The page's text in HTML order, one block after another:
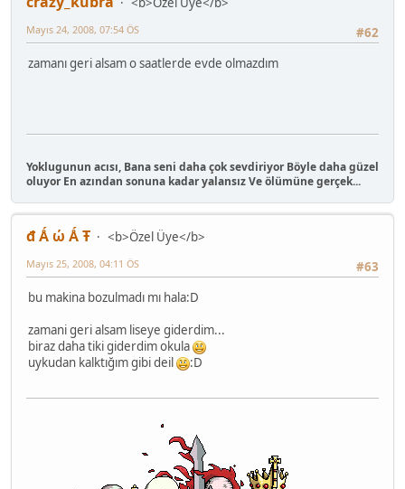
#62
Mayıs 24, 2008, 07:54 ÖS
zamanı geri alsam o saatlerde evde olmazdım
Yoklugunun acısı, Bana seni daha çok sevdiriyor Böyle daha güzel
oluyor En azından sonuna kadar yalansız Ve ölümüne gerçek...
đ Ǻ ώ Ǻ Ŧ
<b>Özel Üye</b>
#63
Mayıs 25, 2008, 04:11 ÖS
bu makina bozulmadı mı hala:D
zamani geri alsam liseye giderdim...
biraz daha tiki giderdim okula
uykudan kalktığım gibi deil
:D